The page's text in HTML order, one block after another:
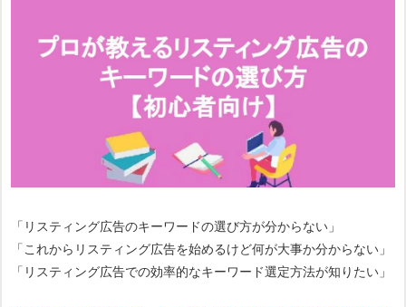
「リスティング広告のキーワードの選び方が分からない」
「これからリスティング広告を始めるけど何が大事か分からない」
「リスティング広告での効率的なキーワード選定方法が知りたい」